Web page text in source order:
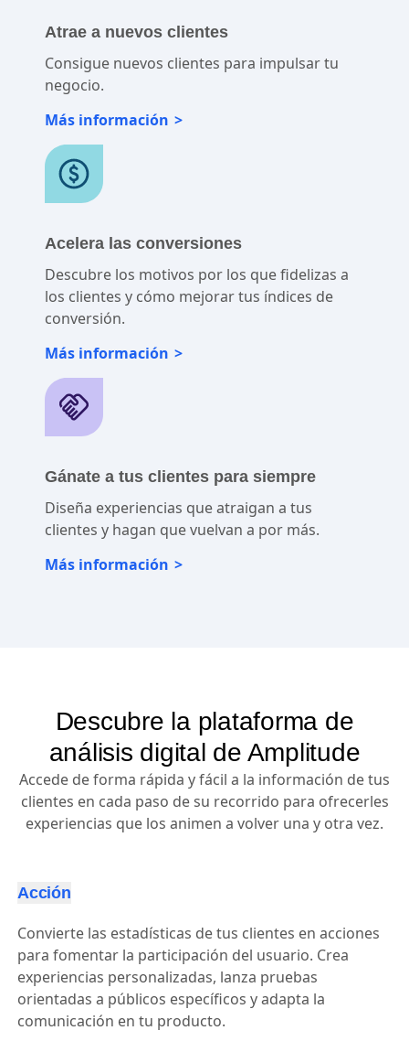
Atrae a nuevos clientes
Consigue nuevos clientes para impulsar tu
negocio.
Más información
Acelera las conversiones
Descubre los motivos por los que fidelizas a
los clientes y cómo mejorar tus índices de
conversión.
Más información
Gánate a tus clientes para siempre
Diseña experiencias que atraigan a tus
clientes y hagan que vuelvan a por más.
Más información
Descubre la plataforma de
análisis digital de Amplitude
Accede de forma rápida y fácil a la información de tus
clientes en cada paso de su recorrido para ofrecerles
experiencias que los animen a volver una y otra vez.
Acción
Convierte las estadísticas de tus clientes en acciones
para fomentar la participación del usuario. Crea
experiencias personalizadas, lanza pruebas
orientadas a públicos específicos y adapta la
comunicación en tu producto.